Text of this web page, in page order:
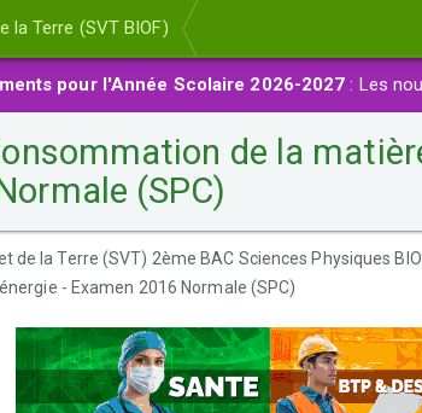
la Terre (SVT BIOF)
pour l'Année Scolaire 2026-2027 : Les
de la
(SPC)
de la Terre (SVT) 2ème BAC Sciences Physiques
- Examen 2016 Normale (SPC)